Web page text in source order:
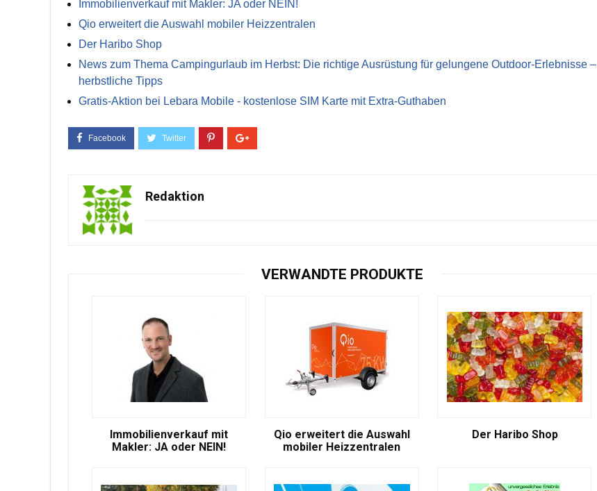
Immobilienverkauf mit Makler: JA oder NEIN!
Qio erweitert die Auswahl mobiler Heizzentralen
Der Haribo Shop
News zum Thema Campingurlaub im Herbst: Die richtige Ausrüstung für gelungene Outdoor-Erlebnisse –
herbstliche Tipps
Gratis-Aktion bei Lebara Mobile - kostenlose SIM Karte mit Extra-Guthaben
Redaktion
VERWANDTE PRODUKTE
Immobilienverkauf mit
Makler: JA oder NEIN!
Qio erweitert die Auswahl
mobiler Heizzentralen
Der Haribo Shop